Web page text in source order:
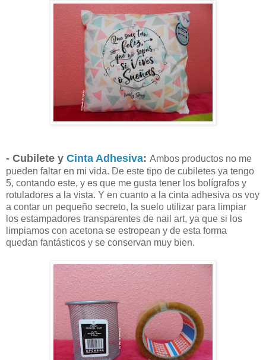
- Cubilete y Cinta Adhesiva: Ambos productos no me
pueden faltar en mi vida. De este tipo de cubiletes ya tengo
5, contando este, y es que me gusta tener los bolígrafos y
rotuladores a la vista. Y en cuanto a la cinta adhesiva os voy
a contar un pequeño secreto, la suelo utilizar para limpiar
los estampadores transparentes de nail art, ya que si los
limpiamos con acetona se estropean y de esta forma
quedan fantásticos y se conservan muy bien.